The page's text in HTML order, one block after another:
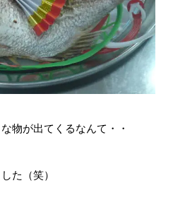
物が出てくるなんて・・
た（笑）